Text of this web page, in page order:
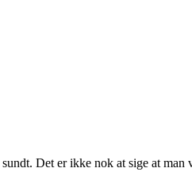
Det er ikke nok at sige at man